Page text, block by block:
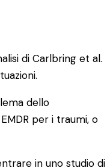
di Carlbring et al.
dello
per i traumi, o
in uno studio di